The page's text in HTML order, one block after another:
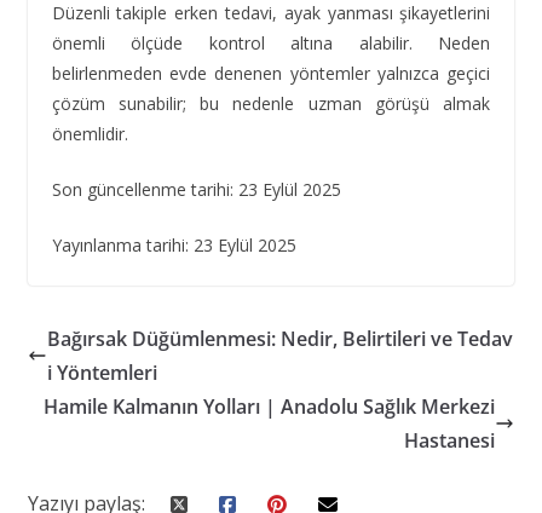
Düzenli takiple erken tedavi, ayak yanması şikayetlerini
önemli ölçüde kontrol altına alabilir. Neden
belirlenmeden evde denenen yöntemler yalnızca geçici
çözüm sunabilir; bu nedenle uzman görüşü almak
önemlidir.
Son güncellenme tarihi: 23 Eylül 2025
Yayınlanma tarihi: 23 Eylül 2025
Bağırsak Düğümlenmesi: Nedir, Belirtileri ve Tedav
i Yöntemleri
Hamile Kalmanın Yolları | Anadolu Sağlık Merkezi
Hastanesi
Yazıyı paylaş: